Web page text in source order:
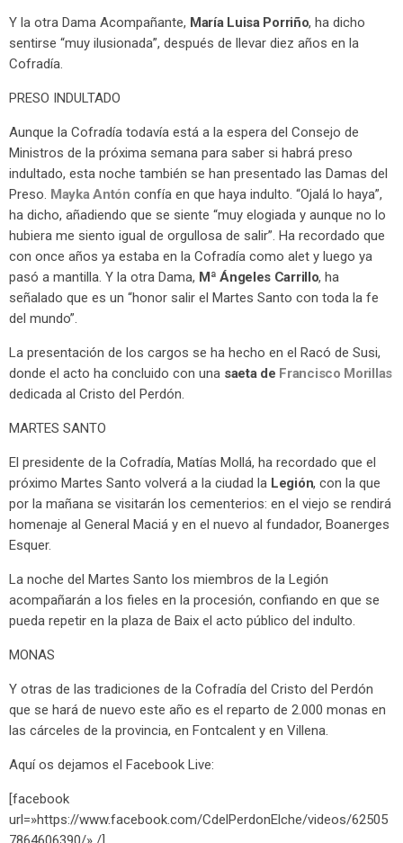
Y la otra Dama Acompañante, María Luisa Porriño, ha dicho
sentirse “muy ilusionada”, después de llevar diez años en la
Cofradía.
PRESO INDULTADO
Aunque la Cofradía todavía está a la espera del Consejo de
Ministros de la próxima semana para saber si habrá preso
indultado, esta noche también se han presentado las Damas del
Preso. Mayka Antón confía en que haya indulto. “Ojalá lo haya”,
ha dicho, añadiendo que se siente “muy elogiada y aunque no lo
hubiera me siento igual de orgullosa de salir”. Ha recordado que
con once años ya estaba en la Cofradía como alet y luego ya
pasó a mantilla. Y la otra Dama, Mª Ángeles Carrillo, ha
señalado que es un “honor salir el Martes Santo con toda la fe
del mundo”.
La presentación de los cargos se ha hecho en el Racó de Susi,
donde el acto ha concluido con una saeta de Francisco Morillas
dedicada al Cristo del Perdón.
MARTES SANTO
El presidente de la Cofradía, Matías Mollá, ha recordado que el
próximo Martes Santo volverá a la ciudad la Legión, con la que
por la mañana se visitarán los cementerios: en el viejo se rendirá
homenaje al General Maciá y en el nuevo al fundador, Boanerges
Esquer.
La noche del Martes Santo los miembros de la Legión
acompañarán a los fieles en la procesión, confiando en que se
pueda repetir en la plaza de Baix el acto público del indulto.
MONAS
Y otras de las tradiciones de la Cofradía del Cristo del Perdón
que se hará de nuevo este año es el reparto de 2.000 monas en
las cárceles de la provincia, en Fontcalent y en Villena.
Aquí os dejamos el Facebook Live:
[facebook
url=»https://www.facebook.com/CdelPerdonElche/videos/62505